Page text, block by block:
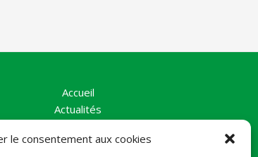
le consentement aux cookies
Accueil
Actualités
Nos Actions